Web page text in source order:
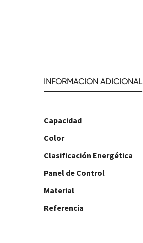
INFORMACIÓN ADICIONAL
Capacidad
Color
Clasificación Energética
Panel de Control
Material
Referencia